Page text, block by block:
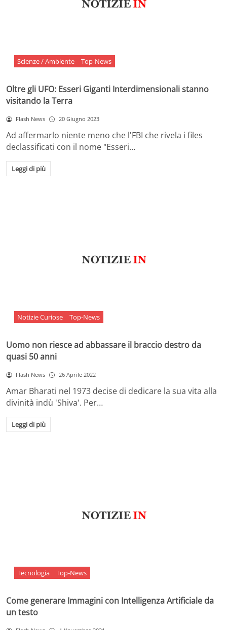
Scienze / Ambiente Top-News
Oltre gli UFO: Esseri Giganti Interdimensionali stanno
visitando la Terra
Flash News 20 Giugno 2023
Ad affermarlo niente meno che l'FBI che rivela i files
declassificati con il nome "Esseri…
Leggi di più
Notizie Curiose Top-News
Uomo non riesce ad abbassare il braccio destro da
quasi 50 anni
Flash News 26 Aprile 2022
Amar Bharati nel 1973 decise di dedicare la sua vita alla
divinità indù 'Shiva'. Per…
Leggi di più
Tecnologia Top-News
Come generare Immagini con Intelligenza Artificiale da
un testo